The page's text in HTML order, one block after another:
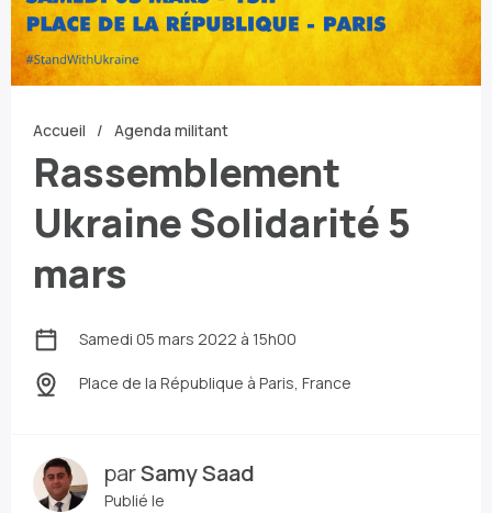
Accueil Agenda militant
Rassemblement
Ukraine Solidarité 5
mars
Samedi 05 mars 2022 à 15h00
Place de la République à Paris, France
parSamy Saad
Publié le